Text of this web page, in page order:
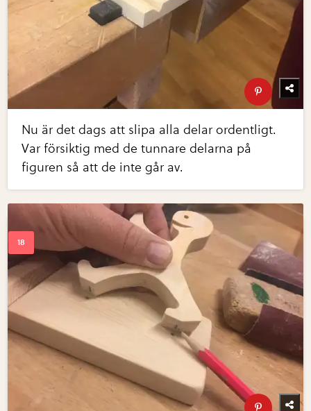
Nu är det dags att slipa alla delar ordentligt.
Var försiktig med de tunnare delarna på
figuren så att de inte går av.